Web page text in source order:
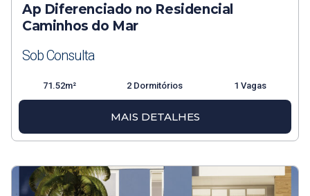
Ap Diferenciado no Residencial
Caminhos do Mar
Sob Consulta
71.52m² 2 Dormitórios 1 Vagas
MAIS DETALHES